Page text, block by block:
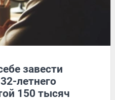
завести
летнего
150 тысяч